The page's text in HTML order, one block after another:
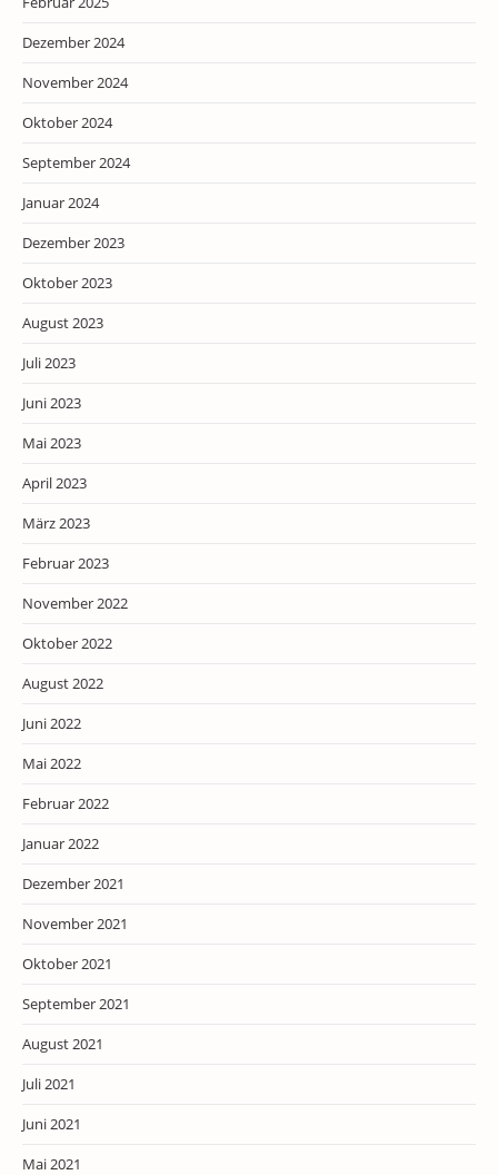
Dezember 2024
November 2024
Oktober 2024
September 2024
Januar 2024
Dezember 2023
Oktober 2023
August 2023
Juli 2023
Juni 2023
Mai 2023
April 2023
März 2023
Februar 2023
November 2022
Oktober 2022
August 2022
Juni 2022
Mai 2022
Februar 2022
Januar 2022
Dezember 2021
November 2021
Oktober 2021
September 2021
August 2021
Juli 2021
Juni 2021
Mai 2021